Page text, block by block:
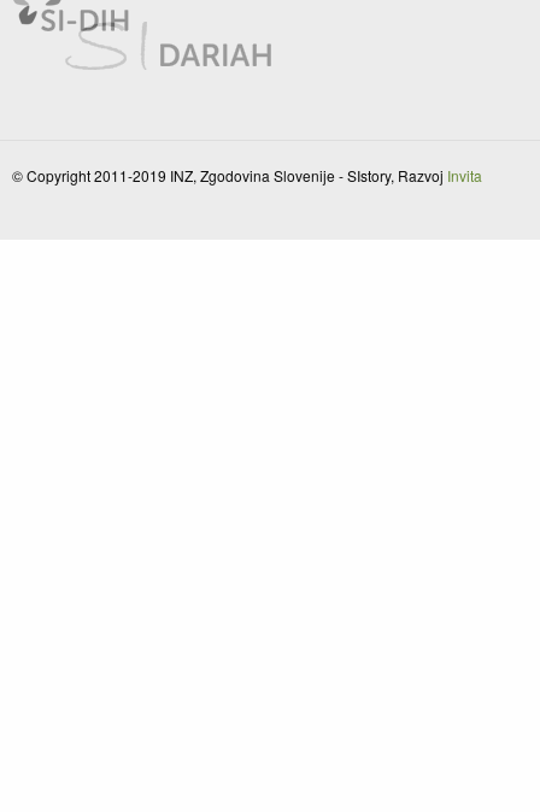
© Copyright 2011-2019 INZ, Zgodovina Slovenije - SIstory, Razvoj Invita